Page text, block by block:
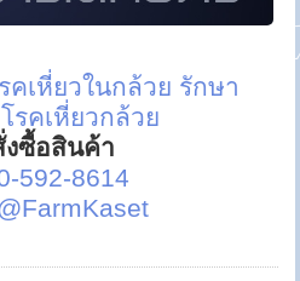
คเหี่ยวในกล้วย รักษา
รคเหี่ยวกล้วย
งซื้อสินค้า
592-8614